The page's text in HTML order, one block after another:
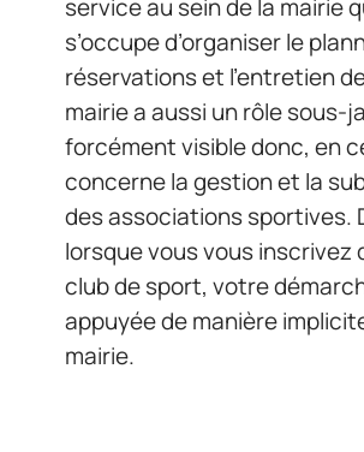
service au sein de la mairie
s’occupe d’organiser le
réservations et l’entretien
mairie a aussi un rôle sous-
forcément visible donc, en
concerne la gestion et la
des associations sportives.
lorsque vous vous inscrivez
club de sport, votre
appuyée de manière
mairie.